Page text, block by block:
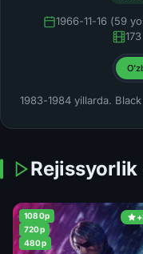
1966-11-16 (59
1983-1984 yillarda.
1080p
720p
480p